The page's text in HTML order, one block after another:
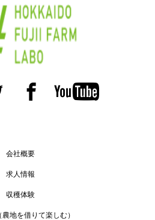
会社概要
求人情報
収穫体験
地を借りて楽しむ）